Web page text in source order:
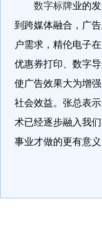
数字标牌业的
到跨媒体融合，广
户需求，精伦电子
优惠券打印、数字
使广告效果大为增
社会效益。张总表
术已经逐步融入我
事业才做的更有意义